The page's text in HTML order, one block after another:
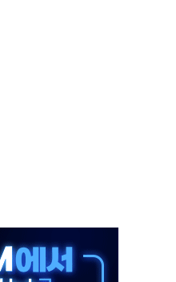
화
위 엄중 제재"
"